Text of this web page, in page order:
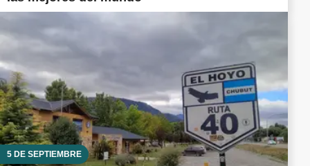
5 DE SEPTIEMBRE